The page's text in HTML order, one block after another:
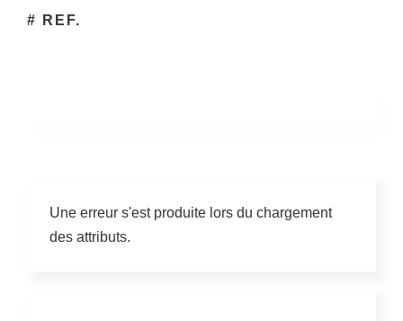
# REF.
Une erreur s'est produite lors du chargement
des attributs.